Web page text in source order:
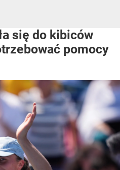
się do kibiców
pomocy